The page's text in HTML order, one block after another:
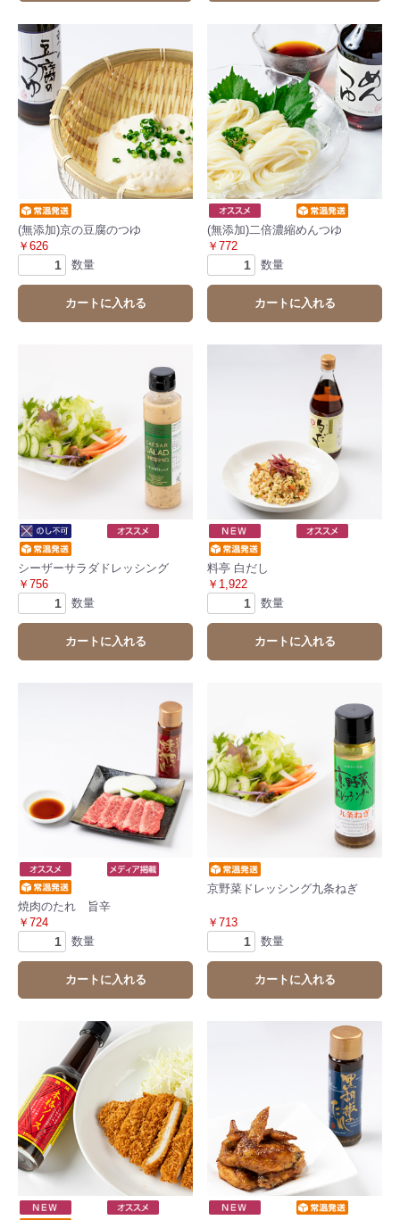
(無添加)京の豆腐のつゆ
￥626
数量
カートに入れる
(無添加)二倍濃縮めんつゆ
￥772
数量
カートに入れる
シーザーサラダドレッシング
￥756
数量
カートに入れる
料亭 白だし
￥1,922
数量
カートに入れる
焼肉のたれ 旨辛
￥724
数量
カートに入れる
京野菜ドレッシング九条ねぎ
￥713
数量
カートに入れる